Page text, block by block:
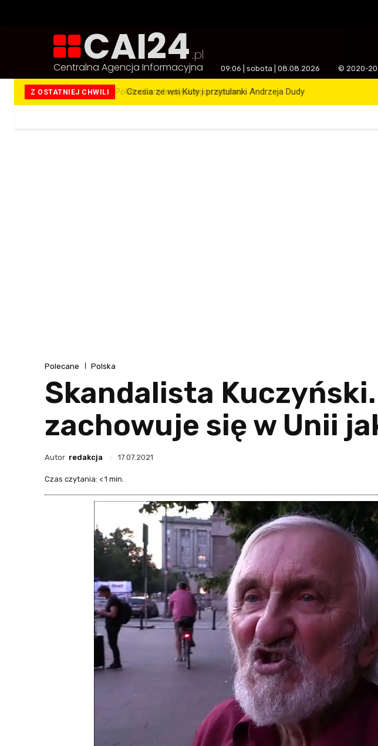
CAI24 .pl
Centralna Agencja Informacyjna 09:06 | sobota | 08.08.2026 © 2020-
Z OSTATNIEJ CHWILI Czesia ze wsi Kuty i przytulanki Andrzeja Dudy
Polecane Polska
Skandalista
zachowuje się w Unii
Autor redakcja 17.07.2021
Czas czytania: < 1 min.